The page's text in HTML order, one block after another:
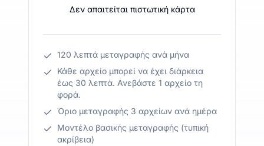
Δεν απαιτείται πιστωτική κάρτα
120 λεπτά μεταγραφής ανά μήνα
Κάθε αρχείο μπορεί να έχει διάρκεια
έως 30 λεπτά. Ανεβάστε 1 αρχείο τη
φορά.
Όριο μεταγραφής 3 αρχείων ανά ημέρα
Μοντέλο βασικής μεταγραφής (τυπική
ακρίβεια)